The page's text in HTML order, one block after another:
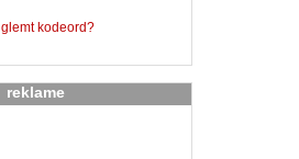
glemt kodeord?
reklame